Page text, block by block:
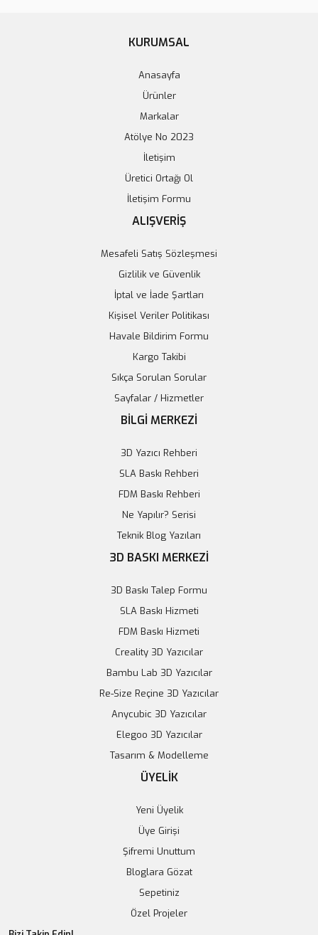
PCF8591 Analog Dijital Dönüştürücü Modülü
Sepete Ekle
AC 220V - DC 5V Dönüştürücü 3W Güç Kaynağı - HLK-PM01
257,09 TL
KURUMSAL
Anasayfa
Ürünler
Markalar
Atölye No 2023
İletişim
Üretici Ortağı Ol
İletişim Formu
ALIŞVERİŞ
Mesafeli Satış Sözleşmesi
Gizlilik ve Güvenlik
İptal ve İade Şartları
Kişisel Veriler Politikası
Havale Bildirim Formu
Kargo Takibi
Sıkça Sorulan Sorular
Sayfalar / Hizmetler
BİLGİ MERKEZİ
3D Yazıcı Rehberi
SLA Baskı Rehberi
FDM Baskı Rehberi
Ne Yapılır? Serisi
Teknik Blog Yazıları
3D BASKI MERKEZİ
3D Baskı Talep Formu
SLA Baskı Hizmeti
FDM Baskı Hizmeti
Creality 3D Yazıcılar
Bambu Lab 3D Yazıcılar
Re-Size Reçine 3D Yazıcılar
Anycubic 3D Yazıcılar
Elegoo 3D Yazıcılar
Tasarım & Modelleme
ÜYELİK
Yeni Üyelik
Üye Girişi
Şifremi Unuttum
Bloglara Gözat
Sepetiniz
Özel Projeler